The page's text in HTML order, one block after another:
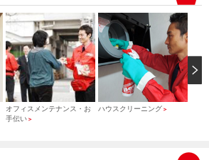
オフィスメンテナンス・お
手伝い ＞
ハウスクリーニング ＞